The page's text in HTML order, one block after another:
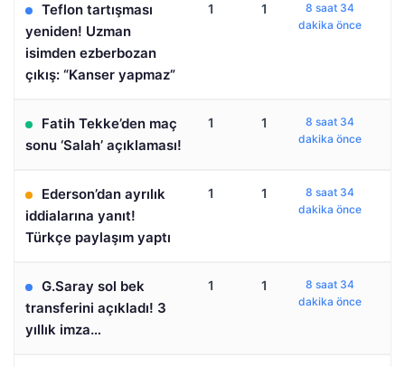
Teflon tartışması
yeniden! Uzman
isimden ezberbozan
çıkış: “Kanser yapmaz”
1 1
8 saat 34
dakika önce
Fatih Tekke’den maç
sonu ‘Salah’ açıklaması!
1 1
8 saat 34
dakika önce
Ederson’dan ayrılık
iddialarına yanıt!
Türkçe paylaşım yaptı
1 1
8 saat 34
dakika önce
G.Saray sol bek
transferini açıkladı! 3
yıllık imza…
1 1
8 saat 34
dakika önce